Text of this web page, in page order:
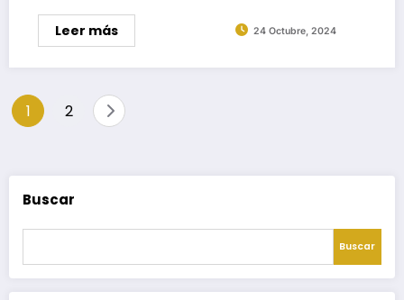
Leer más 24 Octubre, 2024
Paginación
1 2
Buscar
Buscar